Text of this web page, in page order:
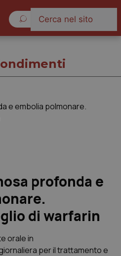
profonda e
di warfarin
orale in
per il trattamento e